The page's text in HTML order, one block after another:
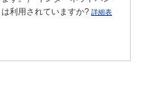
利用されていますか? 詳細表